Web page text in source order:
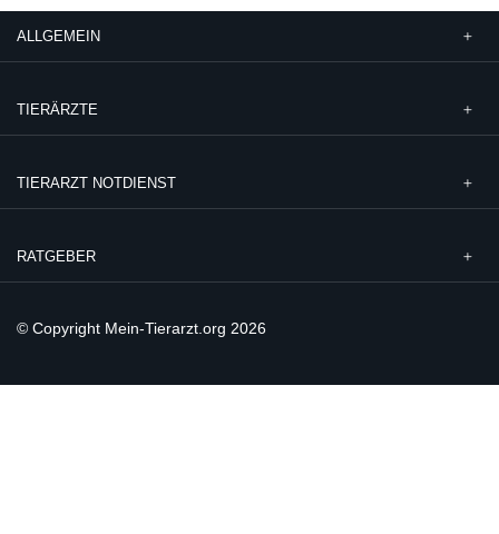
ALLGEMEIN
TIERÄRZTE
TIERARZT NOTDIENST
RATGEBER
© Copyright Mein-Tierarzt.org 2026